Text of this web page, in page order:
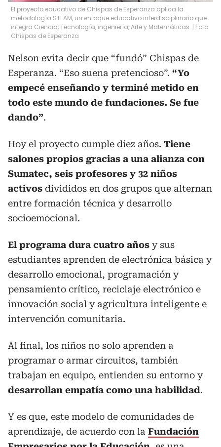
El proyecto educativo de Chispas de Esperanza aplica la
metodología STEAM, un enfoque educativo interdisciplinario que
integra Ciencia, Tecnología, ingeniería, Arte y Matemáticas. | Foto:
Chispas de Esperanza
Nelson evita decir que “fundó” Chispas de
Esperanza. “Eso suena pretencioso”. “Yo
empecé enseñando y terminé metido en
todo este mundo de fundaciones. Se fue
dando”.
Hoy el proyecto cumple diez años. Tiene
salones propios gracias a una alianza con
Sumatec, seis profesores y 32 niños
activos divididos en dos grupos que alternan
entre formación técnica y desarrollo
socioemocional.
El programa dura cuatro años y sus
estudiantes aprenden de electrónica básica y
desarrollo emocional, programación y
pensamiento crítico, reciclaje electrónico e
innovación social y agricultura inteligente e
intervención comunitaria.
Al final, los niños no solo aprenden a
programar o armar circuitos, también
trabajan en equipo, entienden su entorno y
desarrollan empatía como una habilidad.
Y es que, este modelo de comunidades de
aprendizaje, de acuerdo con la Fundación